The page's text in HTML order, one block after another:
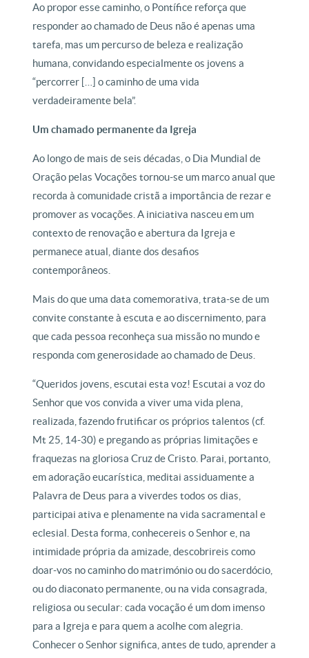
Ao propor esse caminho, o Pontífice reforça que
responder ao chamado de Deus não é apenas uma
tarefa, mas um percurso de beleza e realização
humana, convidando especialmente os jovens a
“percorrer […] o caminho de uma vida
verdadeiramente bela”.
Um chamado permanente da Igreja
Ao longo de mais de seis décadas, o Dia Mundial de
Oração pelas Vocações tornou-se um marco anual que
recorda à comunidade cristã a importância de rezar e
promover as vocações. A iniciativa nasceu em um
contexto de renovação e abertura da Igreja e
permanece atual, diante dos desafios
contemporâneos.
Mais do que uma data comemorativa, trata-se de um
convite constante à escuta e ao discernimento, para
que cada pessoa reconheça sua missão no mundo e
responda com generosidade ao chamado de Deus.
“Queridos jovens, escutai esta voz! Escutai a voz do
Senhor que vos convida a viver uma vida plena,
realizada, fazendo frutificar os próprios talentos (cf.
Mt 25, 14-30) e pregando as próprias limitações e
fraquezas na gloriosa Cruz de Cristo. Parai, portanto,
em adoração eucarística, meditai assiduamente a
Palavra de Deus para a viverdes todos os dias,
participai ativa e plenamente na vida sacramental e
eclesial. Desta forma, conhecereis o Senhor e, na
intimidade própria da amizade, descobrireis como
doar-vos no caminho do matrimónio ou do sacerdócio,
ou do diaconato permanente, ou na vida consagrada,
religiosa ou secular: cada vocação é um dom imenso
para a Igreja e para quem a acolhe com alegria.
Conhecer o Senhor significa, antes de tudo, aprender a